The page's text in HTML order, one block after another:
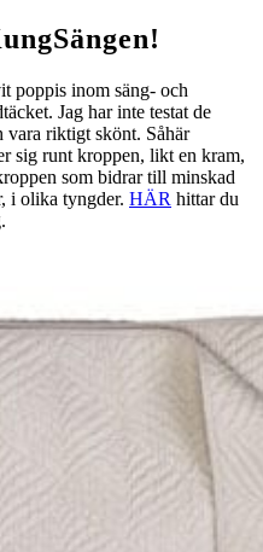
poppis inom säng- och
Jag har inte testat de
vara riktigt skönt. Såhär
sig runt kroppen, likt en kram,
som bidrar till minskad
i olika tyngder. HÄR hittar du